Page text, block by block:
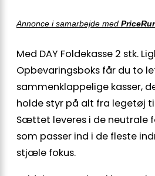
Annonce i samarbejde med
Med DAY Foldekasse 2 stk.
Opbevaringsboks får du to
sammenklappelige kasser,
holde styr på alt fra legetøj
Sættet leveres i de neutrale
som passer ind i de fleste
stjæle fokus.